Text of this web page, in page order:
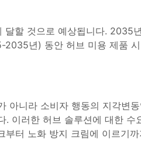
달할 것으로 예상됩니다.
년) 동안 허브 미용 제품
아니라 소비자 행동의 지각변
이러한 허브 솔루션에 대한
터 노화 방지 크림에 이르기